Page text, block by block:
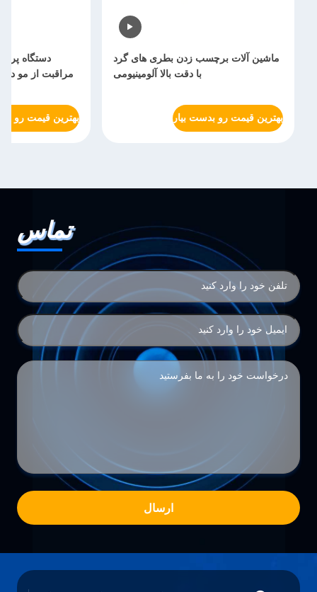
ماشین آلات برچسب زدن بطری های گرد
با دقت بالا آلومینیومی
بهترین قیمت رو بدست بیار
دستگاه
مراقبت از مو
بهترین قیمت رو
تماس
ارسال